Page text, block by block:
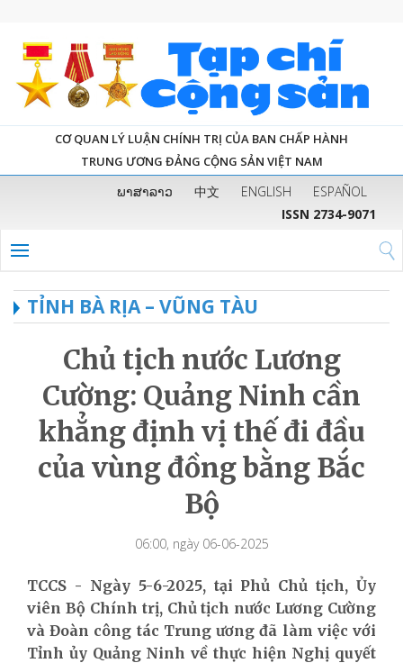
CƠ QUAN LÝ LUẬN CHÍNH TRỊ CỦA BAN CHẤP HÀNH
TRUNG ƯƠNG ĐẢNG CỘNG SẢN VIỆT NAM
ພາສາລາວ 中文 ENGLISH
ESPAÑOL
ISSN 2734-9071
TỈNH BÀ RỊA – VŨNG TÀU
Chủ tịch nước Lương
Cường: Quảng Ninh cần
khẳng định vị thế đi đầu
của vùng đồng bằng Bắc
Bộ
06:00, ngày 06-06-2025
TCCS - Ngày 5-6-2025, tại Phủ Chủ tịch, Ủy
viên Bộ Chính trị, Chủ tịch nước Lương Cường
và Đoàn công tác Trung ương đã làm việc với
Tỉnh ủy Quảng Ninh về thực hiện Nghị quyết